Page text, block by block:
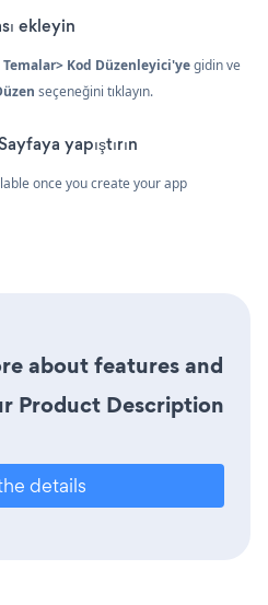
ekleyin
Temalar> Kod Düzenleyici'yegidin ve
seçeneğini tıklayın.
yapıştırın
once you create your app
about features and
Product Description
details